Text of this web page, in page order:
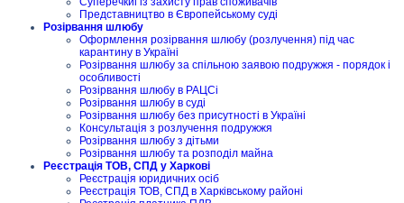
Представництво в Європейському суді
Розірвання шлюбу
Оформлення розірвання шлюбу (розлучення) під час
карантину в Україні
Розірвання шлюбу за спільною заявою подружжя - порядок і
особливості
Розірвання шлюбу в РАЦСі
Розірвання шлюбу в суді
Розірвання шлюбу без присутності в Україні
Консультація з розлучення подружжя
Розірвання шлюбу з дітьми
Розірвання шлюбу та розподіл майна
Реєстрація ТОВ, СПД у Харкові
Реєстрація юридичних осіб
Реєстрація ТОВ, СПД в Харківському районі